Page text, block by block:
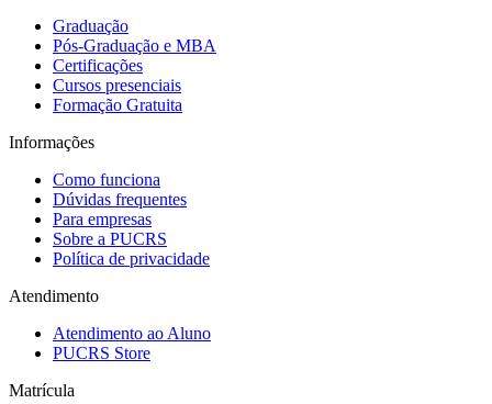
Graduação
Pós-Graduação e MBA
Certificações
Cursos presenciais
Formação Gratuita
Informações
Como funciona
Dúvidas frequentes
Para empresas
Sobre a PUCRS
Política de privacidade
Atendimento
Atendimento ao Aluno
PUCRS Store
Matrícula